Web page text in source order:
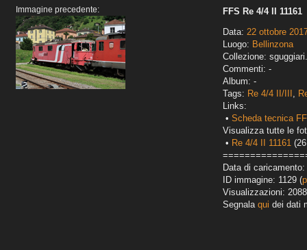
Immagine precedente:
FFS Re 4/4 II 11161
Data: 22 ottobre
Luogo: Bellinzona
Collezione:
Commenti: -
Album: -
Tags: Re 4/4 II/III ,
Links:
• Scheda tecnica
Visualizza tutte le
• Re 4/4 II 11161
Data di caricamento:
ID immagine: 1129 (
Visualizzazioni: 2088
Segnala qui dei dati